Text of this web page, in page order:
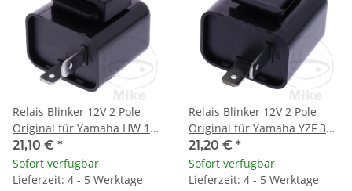
Relais Blinker 12V 2 Pole
Original für Yamaha HW 125
150 Xenter XC 125 R Majesty
S
21,10 € *
Sofort verfügbar
Lieferzeit: 4 - 5 Werktage
Relais Blinker 12V 2 Pole
Original für Yamaha YZF 320
R3 # 2015-2016
21,20 € *
Sofort verfügbar
Lieferzeit: 4 - 5 Werktage